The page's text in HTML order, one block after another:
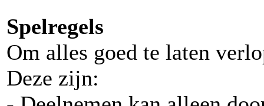
Spelregels
Om alles goed te laten
Deze zijn: